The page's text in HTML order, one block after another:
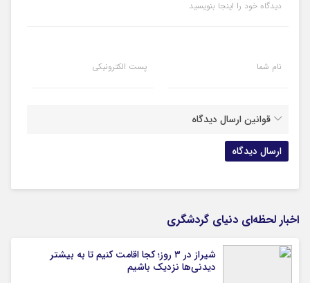
دیدگاه خود را اینجا بنویسید
نام شما پست الکترونیکی
قوانین ارسال دیدگاه
اخبار لحظه‌ای دنیای گردشگری
شیراز در ۳ روز؛ کجا اقامت کنیم تا به بیشتر
دیدنی‌ها نزدیک باشیم